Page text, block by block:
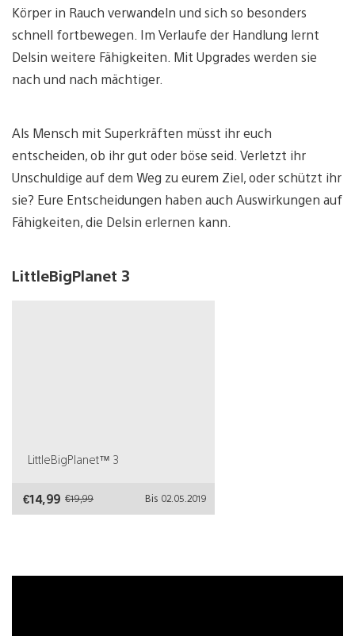
Körper in Rauch verwandeln und sich so besonders
schnell fortbewegen. Im Verlaufe der Handlung lernt
Delsin weitere Fähigkeiten. Mit Upgrades werden sie
nach und nach mächtiger.
Als Mensch mit Superkräften müsst ihr euch
entscheiden, ob ihr gut oder böse seid. Verletzt ihr
Unschuldige auf dem Weg zu eurem Ziel, oder schützt ihr
sie? Eure Entscheidungen haben auch Auswirkungen auf
Fähigkeiten, die Delsin erlernen kann.
LittleBigPlanet 3
LittleBigPlanet™ 3
€14,99 €19,99 Bis 02.05.2019